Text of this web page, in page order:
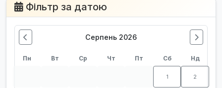
Фільтр за датою
Серпень 2026
Пн Вт Ср Чт Пт Сб Нд
1 2